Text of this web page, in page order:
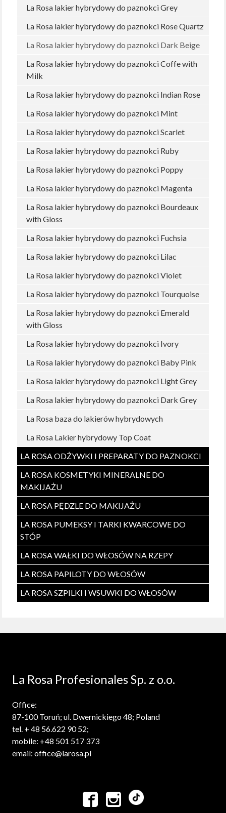
La Rosa lakier hybrydowy do paznokci Grey
La Rosa lakier hybrydowy do paznokci Rose Quartz
La Rosa lakier hybrydowy do paznokci Dark Beige
La Rosa lakier hybrydowy do paznokci Coffe with
Milk
La Rosa lakier hybrydowy do paznokci Indian Rose
La Rosa lakier hybrydowy do paznokci Mint
La Rosa lakier hybrydowy do paznokci Scarlet
La Rosa lakier hybrydowy do paznokci Ruby
La Rosa lakier hybrydowy do paznokci Poppy
La Rosa lakier hybrydowy do paznokci Magenta
La Rosa lakier hybrydowy do paznokci Bourdeaux
with Gloss
La Rosa lakier hybrydowy do paznokci Fuchsia
La Rosa lakier hybrydowy do paznokci Lilac
La Rosa lakier hybrydowy do paznokci Violet
La Rosa lakier hybrydowy do paznokci Tourquoise
La Rosa lakier hybrydowy do paznokci Emerald
with Gloss
La Rosa lakier hybrydowy do paznokci Ivory
La Rosa lakier hybrydowy do paznokci Baby Pink
La Rosa lakier hybrydowy do paznokci Light Grey
La Rosa lakier hybrydowy do paznokci Dark Grey
La Rosa baza do lakierów hybrydowych
La Rosa Lakier hybrydowy Top Coat
LA ROSA ODŻYWKI I PREPARATY DO PAZNOKCI
LA ROSA KOSMETYKI MINERALNE DO
MAKIJAŻU
LA ROSA PĘDZLE DO MAKIJAŻU
LA ROSA PUMEKSY I TARKI KWARCOWE DO
STÓP
LA ROSA WAŁKI DO WŁOSÓW NA RZEPY
LA ROSA PAPILOTY DO WŁOSÓW
LA ROSA SZPILKI I WSUWKI DO WŁOSÓW
La Rosa Profesionales Sp. z o.o.
Office:
87-100 Toruń; ul. Dwernickiego 48; Poland
tel. + 48 56.622 90 52;
mobile: +48 501 517 373
email: office@larosa.pl
 